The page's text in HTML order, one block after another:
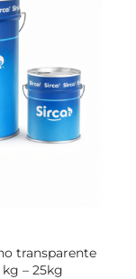
transparente
– 25kg